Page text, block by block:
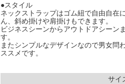
●スタイル
ネックストラップはゴム紐で自由自在
ん、斜め掛けや肩掛けもできます。
ビジネスシーンからアウトドアシーン
す。
またシンプルなデザインなので男女問
ススメです。
サイ